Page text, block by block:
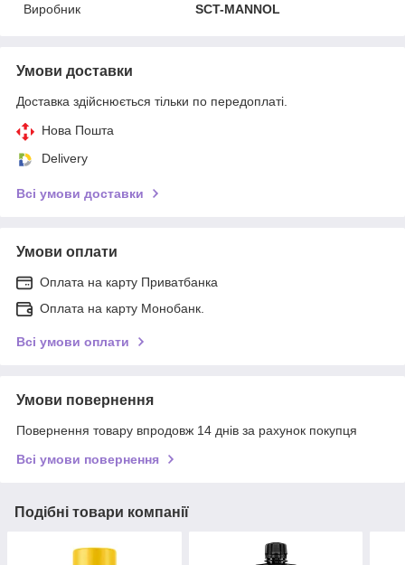
Виробник
SCT-MANNOL
Умови доставки
Доставка здійснюється тільки по передоплаті.
Нова Пошта
Delivery
Всі умови доставки
Умови оплати
Оплата на карту Приватбанка
Оплата на карту Монобанк.
Всі умови оплати
Умови повернення
Повернення товару впродовж 14 днів за рахунок покупця
Всі умови повернення
Подібні товари компанії